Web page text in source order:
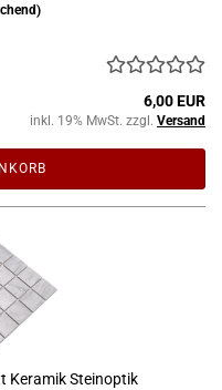
6,00 EUR
inkl. 19% MwSt. zzgl. Versand
Keramik Steinoptik